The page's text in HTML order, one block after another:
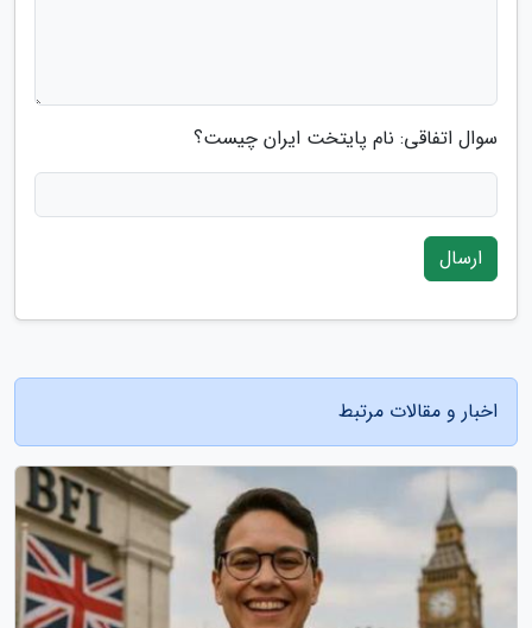
سوال اتفاقی: نام پایتخت ایران چیست؟
ارسال
اخبار و مقالات مرتبط